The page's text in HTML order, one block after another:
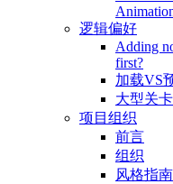
逻辑偏好
Adding
first?
加载VS
大型关
项目组织
前言
组织
风格指南